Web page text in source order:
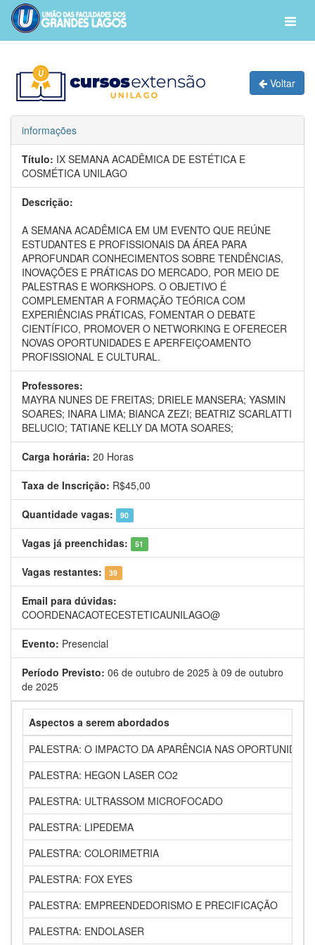
Voltar
informações
Título: IX SEMANA ACADÊMICA DE ESTÉTICA E
COSMÉTICA UNILAGO
Descrição:
A SEMANA ACADÊMICA EM UM EVENTO QUE REÚNE
ESTUDANTES E PROFISSIONAIS DA ÁREA PARA
APROFUNDAR CONHECIMENTOS SOBRE TENDÊNCIAS,
INOVAÇÕES E PRÁTICAS DO MERCADO, POR MEIO DE
PALESTRAS E WORKSHOPS. O OBJETIVO É
COMPLEMENTAR A FORMAÇÃO TEÓRICA COM
EXPERIÊNCIAS PRÁTICAS, FOMENTAR O DEBATE
CIENTÍFICO, PROMOVER O NETWORKING E OFERECER
NOVAS OPORTUNIDADES E APERFEIÇOAMENTO
PROFISSIONAL E CULTURAL.
Professores:
MAYRA NUNES DE FREITAS; DRIELE MANSERA; YASMIN
SOARES; INARA LIMA; BIANCA ZEZI; BEATRIZ SCARLATTI
BELUCIO; TATIANE KELLY DA MOTA SOARES;
Carga horária: 20 Horas
Taxa de Inscrição: R$45,00
Quantidade vagas: 90
Vagas já preenchidas: 51
Vagas restantes: 39
Email para dúvidas:
COORDENACAOTECESTETICAUNILAGO@
Evento: Presencial
Período Previsto: 06 de outubro de 2025 à 09 de outubro
de 2025
Aspectos a serem abordados
PALESTRA: O IMPACTO DA APARÊNCIA NAS
PALESTRA: HEGON LASER CO2
PALESTRA: ULTRASSOM MICROFOCADO
PALESTRA: LIPEDEMA
PALESTRA: COLORIMETRIA
PALESTRA: FOX EYES
PALESTRA: EMPREENDEDORISMO E PRECIFICAÇÃO
PALESTRA: ENDOLASER